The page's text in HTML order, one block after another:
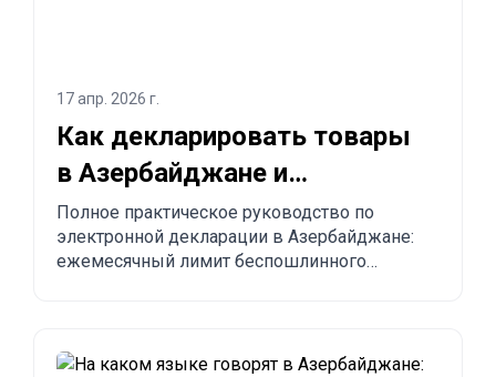
17 апр. 2026 г.
Как декларировать товары
в Азербайджане и
заказывать из Китая в
Азербайджан?
Полное практическое руководство по
электронной декларации в Азербайджане:
ежемесячный лимит беспошлинного
Турции, США и других стран в Азербайджан.